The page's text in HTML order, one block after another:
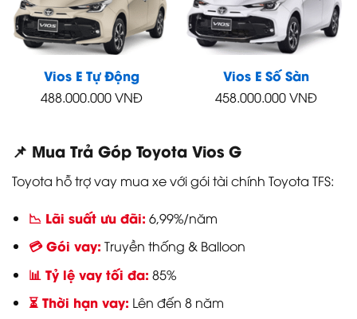
Vios E Tự Động
488.000.000VNĐ
Vios E Số Sàn
458.000.000VNĐ
📌 Mua Trả Góp Toyota Vios G
Toyota hỗ trợ vay mua xe với gói tài chính Toyota TFS:
📉 Lãi suất ưu đãi: 6,99%/năm
💳 Gói vay: Truyền thống & Balloon
📊 Tỷ lệ vay tối đa: 85%
⏳ Thời hạn vay: Lên đến 8 năm